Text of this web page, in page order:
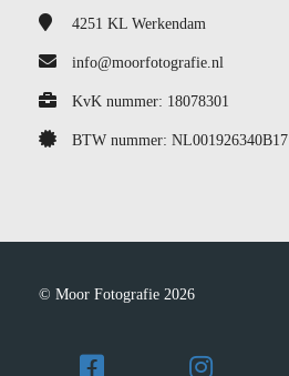
4251 KL Werkendam
info@moorfotografie.nl
KvK nummer: 18078301
BTW nummer: NL001926340B17
© Moor Fotografie 2026